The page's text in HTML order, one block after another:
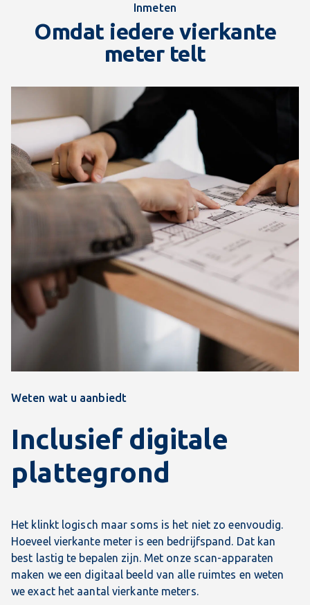
Inmeten
Omdat iedere vierkante
meter telt
Weten wat u aanbiedt
Inclusief digitale
plattegrond
Het klinkt logisch maar soms is het niet zo eenvoudig.
Hoeveel vierkante meter is een bedrijfspand. Dat kan
best lastig te bepalen zijn. Met onze scan-apparaten
maken we een digitaal beeld van alle ruimtes en weten
we exact het aantal vierkante meters.